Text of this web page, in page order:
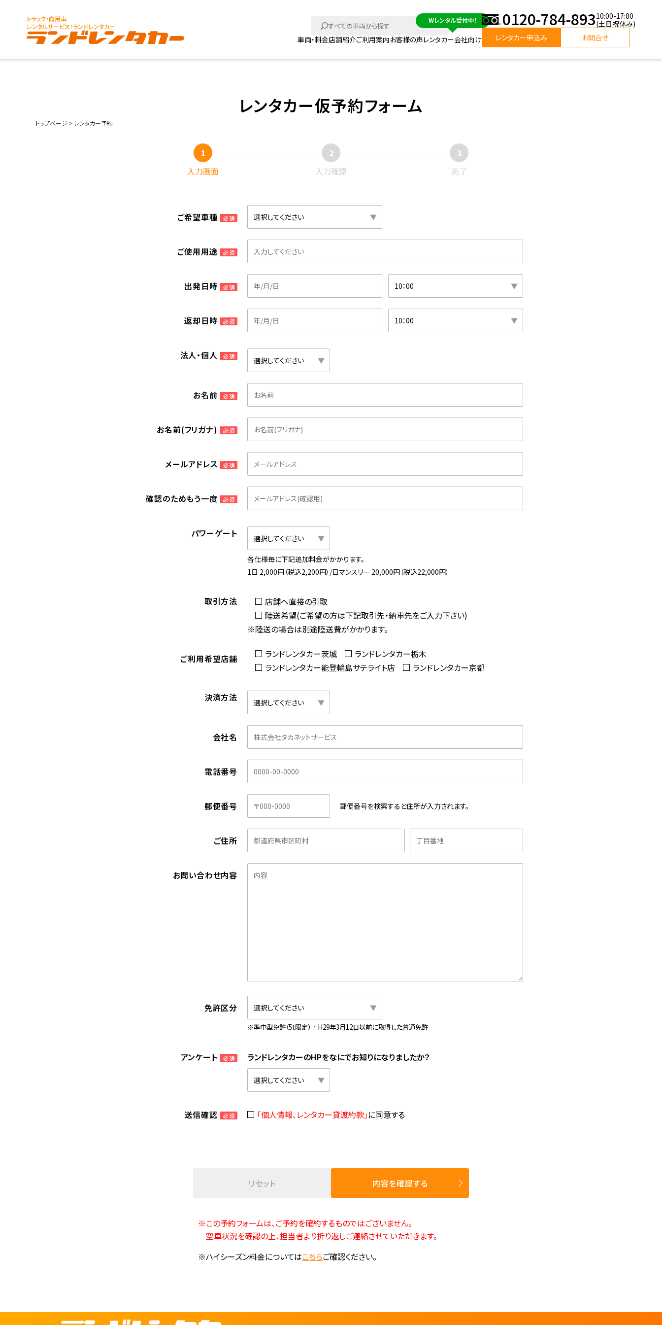
トラック・商用車
レンタルサービス！ランドレンタカー
車両・料金店舗紹介ご利用案内お客様の声レンタカー会社向け
0120-784-89310:00-17:00
(土日祝休み)
レンタカー申込み
お問合せ
レンタカー仮予約フォーム
トップページ > レンタカー予約
入力画面 入力確認 完了
ご希望車種 必須
ご使用用途 必須
出発日時 必須
返却日時 必須
法人・個人 必須
お名前 必須
お名前(フリガナ) 必須
メールアドレス 必須
確認のためもう一度 必須
パワーゲート
各仕様毎に下記追加料金がかかります。
1日 2,000円（税込2,200円）/日マンスリー 20,000円（税込22,000円）
取引方法
店舗へ直接の引取
陸送希望(ご希望の方は下記取引先・納車先をご入力下さい)
※陸送の場合は別途陸送費がかかります。
ご利用希望店舗 ランドレンタカー茨城
ランドレンタカー栃木
ランドレンタカー能登輪島サテライト店
ランドレンタカー京都
決済方法
会社名
電話番号
郵便番号 郵便番号を検索すると住所が入力されます。
ご住所
お問い合わせ内容
免許区分
※準中型免許（5t限定）…H29年3月12日以前に取得した普通免許
アンケート 必須 ランドレンタカーのHPをなにでお知りになりましたか？
送信確認 必須 「個人情報、レンタカー貸渡約款」に同意する
※この予約フォームは、ご予約を確約するものではございません。
空車状況を確認の上、担当者より折り返しご連絡させていただきます。
※ハイシーズン料金についてはこちらご確認ください。